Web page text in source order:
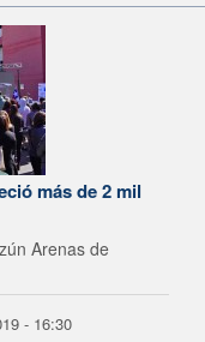
más de 2 mil
Arenas de
- 16:30